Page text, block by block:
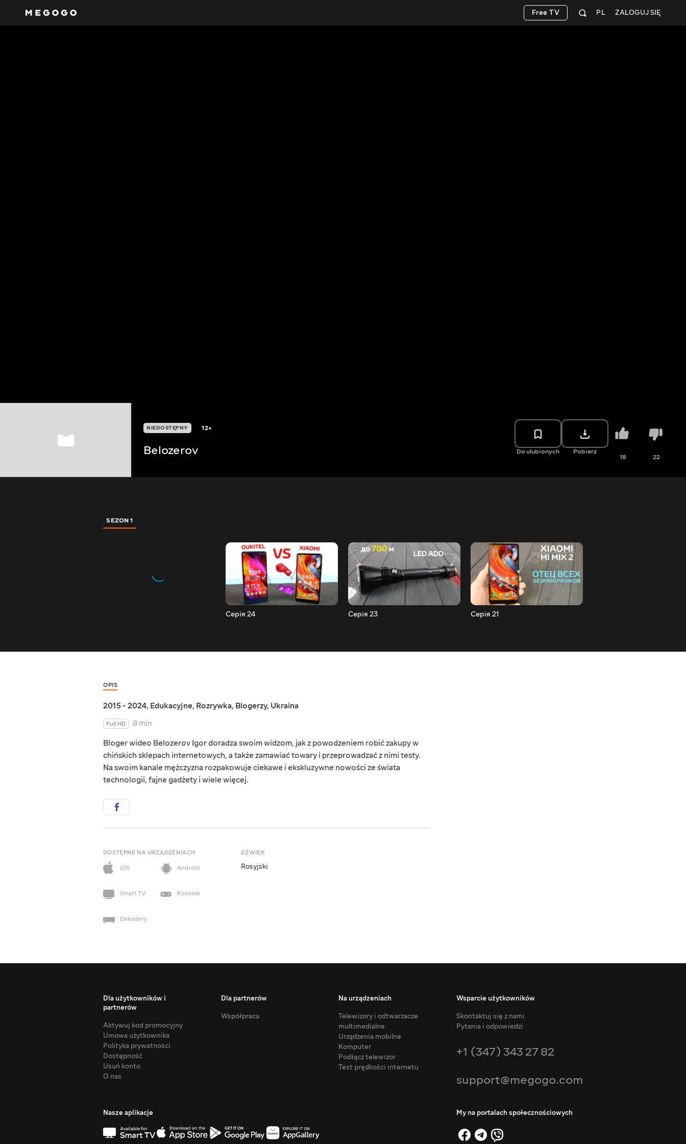
ZALOGUJ SIĘ
PL
Free TV
NIEDOSTĘPNY 12+
Belozerov Do ulubionych Pobierz
18 22
SEZON 1
Серія 24 Серія 23 Серія 21
OPIS
2015 - 2024, Edukacyjne, Rozrywka, Blogerzy, Ukraina
Full HD
8 min
Bloger wideo Belozerov Igor doradza swoim widzom, jak z powodzeniem robić zakupy w
chińskich sklepach internetowych, a także zamawiać towary i przeprowadzać z nimi testy.
Na swoim kanale mężczyzna rozpakowuje ciekawe i ekskluzywne nowości ze świata
technologii, fajne gadżety i wiele więcej.
DOSTĘPNE NA URZĄDZENIACH
iOS
Android
Smart TV Konsole
Dekodery
DŹWIĘK
Rosyjski
Dla użytkowników i
partnerów
Aktywuj kod promocyjny
Umowa użytkownika
Polityka prywatności
Dostępność
Usuń konto
O nas
Dla partnerów
Współpraca
Na urządzeniach
Telewizory i odtwarzacze
multimedialne
Urządzenia mobilne
Komputer
Podłącz telewizor
Test prędkości internetu
Wsparcie użytkowników
Skontaktuj się z nami
Pytania i odpowiedzi
+1 (347) 343 27 82
support@megogo.com
Nasze aplikacje My na portalach społecznościowych